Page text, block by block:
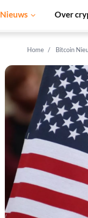
Nieuws Over
Home Bitcoin